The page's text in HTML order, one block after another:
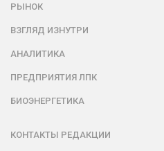
РЫНОК
ВЗГЛЯД ИЗНУТРИ
АНАЛИТИКА
ПРЕДПРИЯТИЯ ЛПК
БИОЭНЕРГЕТИКА
КОНТАКТЫ РЕДАКЦИИ